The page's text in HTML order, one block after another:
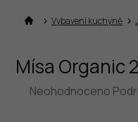
Vybavení kuchyně
Mísa Organic
Průměrné
Neohodnoceno